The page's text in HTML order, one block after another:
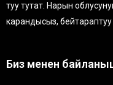
туу тутат. Нарын
карандысыз,
Биз менен